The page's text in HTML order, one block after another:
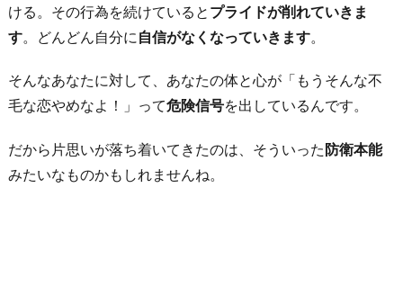
き
に
っ
た
お
ける。その行為を続けていると プライドが削れていきま
す。どんどん自分に 自信がなくなっていきます。
そんなあなたに対して、あなたの体と心が「もうそんな不
毛な恋やめなよ！」って危険信号を出しているんです。
だから片思いが落ち着いてきたのは、そういった 防衛本能
みたいなものかもしれませんね。